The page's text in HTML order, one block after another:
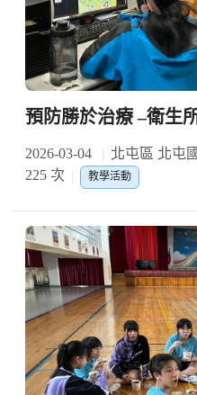
預防勝於治療 –衛生
2026-03-04 北屯區 北屯
225 次
教學活動